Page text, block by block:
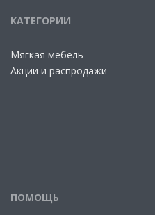
КАТЕГОРИИ
Мягкая мебель
Акции и распродажи
ПОМОЩЬ